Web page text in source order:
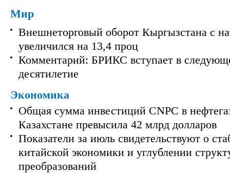
Мир
Внешнеторговый оборот Кыргызстана с
увеличился на 13,4 проц
Комментарий: БРИКС вступает в
десятилетие
Экономика
Общая сумма инвестиций CNPC в
Казахстане превысила 42 млрд долларов
Показатели за июль свидетельствуют о
китайской экономики и углублении
преобразований